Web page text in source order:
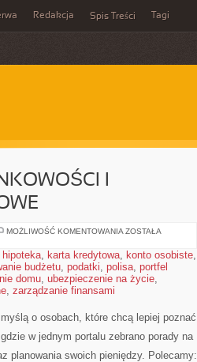
Redakcja Spis Treści Tagi
I
MOŻLIWOŚĆ KOMENTOWANIA HISTORIA
BANKOWOŚCI
I
PORÓWNYWARKI
FINANSOWE
ZOSTAŁA
hipoteka, karta kredytowa, konto osobiste,
budżetu, podatki, polisa, portfel
domu, ubezpieczenie na życie,
, zarządzanie finansami
o osobach, które chcą lepiej poznać
w jednym portalu zebrano porady na
planowania swoich pieniędzy. Polecamy: